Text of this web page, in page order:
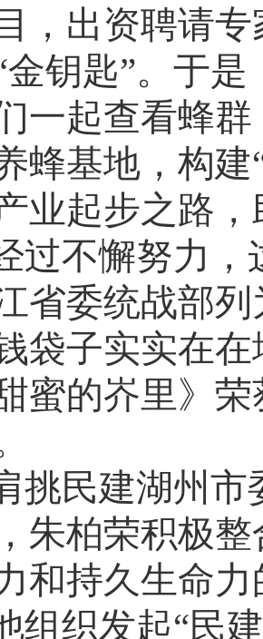
，出资聘请
金钥匙”。于
一起查看蜂
蜂基地，构建
业起步之路
过不懈努力，
省委统战部
袋子实实在
甜蜜的岕里》
挑民建湖州
朱柏荣积极
和持久生命
组织发起“民